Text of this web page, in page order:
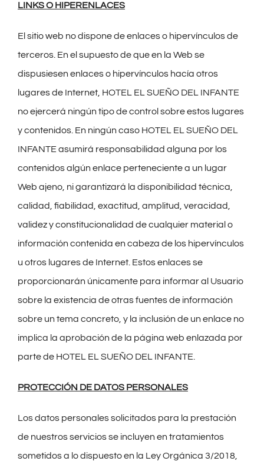
LINKS O HIPERENLACES
El sitio web no dispone de enlaces o hipervínculos de
terceros. En el supuesto de que en la Web se
dispusiesen enlaces o hipervínculos hacía otros
lugares de Internet, HOTEL EL SUEÑO DEL INFANTE
no ejercerá ningún tipo de control sobre estos lugares
y contenidos. En ningún caso HOTEL EL SUEÑO DEL
INFANTE asumirá responsabilidad alguna por los
contenidos algún enlace perteneciente a un lugar
Web ajeno, ni garantizará la disponibilidad técnica,
calidad, fiabilidad, exactitud, amplitud, veracidad,
validez y constitucionalidad de cualquier material o
información contenida en cabeza de los hipervínculos
u otros lugares de Internet. Estos enlaces se
proporcionarán únicamente para informar al Usuario
sobre la existencia de otras fuentes de información
sobre un tema concreto, y la inclusión de un enlace no
implica la aprobación de la página web enlazada por
parte de HOTEL EL SUEÑO DEL INFANTE.
PROTECCIÓN DE DATOS PERSONALES
Los datos personales solicitados para la prestación
de nuestros servicios se incluyen en tratamientos
sometidos a lo dispuesto en la Ley Orgánica 3/2018,